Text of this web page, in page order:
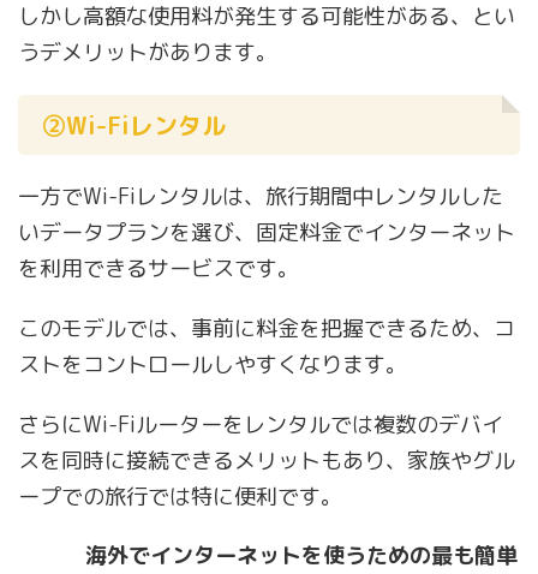
しかし高額な使用料が発生する可能性がある、とい
うデメリットがあります。
②Wi-Fiレンタル
一方でWi-Fiレンタルは、旅行期間中レンタルした
いデータプランを選び、固定料金でインターネット
を利用できるサービスです。
このモデルでは、事前に料金を把握できるため、コ
ストをコントロールしやすくなります。
さらにWi-Fiルーターをレンタルでは複数のデバイ
スを同時に接続できるメリットもあり、家族やグル
ープでの旅行では特に便利です。
海外でインターネットを使うための最も簡単